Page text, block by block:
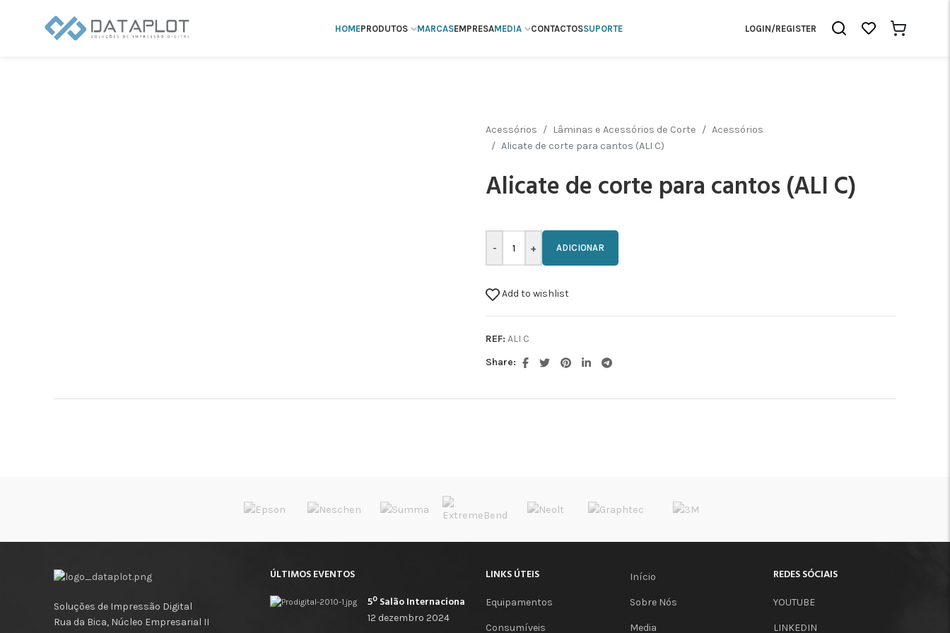
HOMEPRODUTOS MARCASEMPRESAMEDIA CONTACTOSSUPORTE LOGIN/REGISTER
Acessórios Lâminas e Acessórios de Corte
Acessórios
Alicate de corte para cantos (ALI C)
Alicate de corte para cantos (ALI C)
ADICIONAR
Add to wishlist
REF: ALI C
Share:
Soluções de Impressão Digital
Rua da Bica, Núcleo Empresarial II
ÚLTIMOS EVENTOS
12 dezembro 2024
LINKS ÚTEIS
Equipamentos
Consumíveis
Início
Sobre Nós
Media
REDES SÓCIAIS
YOUTUBE
LINKEDIN